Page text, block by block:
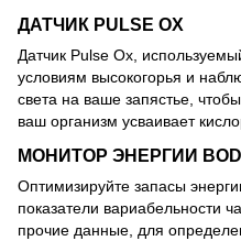
ДАТЧИК PULSE OX
Датчик Pulse Ox,
условиям высокогорья и
света на ваше запястье,
ваш организм усваивает
МОНИТОР ЭНЕРГИИ
Оптимизируйте запасы
показатели вариабельности
прочие данные, для